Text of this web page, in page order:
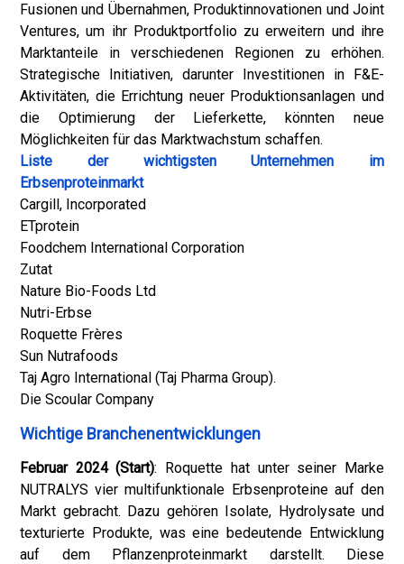
Fusionen und Übernahmen, Produktinnovationen und Joint
Ventures, um ihr Produktportfolio zu erweitern und ihre
Marktanteile in verschiedenen Regionen zu erhöhen.
Strategische Initiativen, darunter Investitionen in F&E-
Aktivitäten, die Errichtung neuer Produktionsanlagen und
die Optimierung der Lieferkette, könnten neue
Möglichkeiten für das Marktwachstum schaffen.
Liste der wichtigsten Unternehmen im
Erbsenproteinmarkt
Cargill, Incorporated
ETprotein
Foodchem International Corporation
Zutat
Nature Bio-Foods Ltd
Nutri-Erbse
Roquette Frères
Sun Nutrafoods
Taj Agro International (Taj Pharma Group).
Die Scoular Company
Wichtige Branchenentwicklungen
Februar 2024 (Start): Roquette hat unter seiner Marke
NUTRALYS vier multifunktionale Erbsenproteine ​​auf den
Markt gebracht. Dazu gehören Isolate, Hydrolysate und
texturierte Produkte, was eine bedeutende Entwicklung
auf dem Pflanzenproteinmarkt darstellt. Diese